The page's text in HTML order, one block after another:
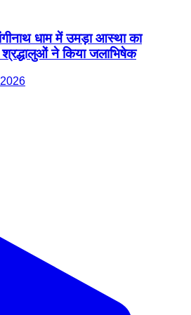
धाम में उमड़ा आस्था का
ने किया जलाभिषेक